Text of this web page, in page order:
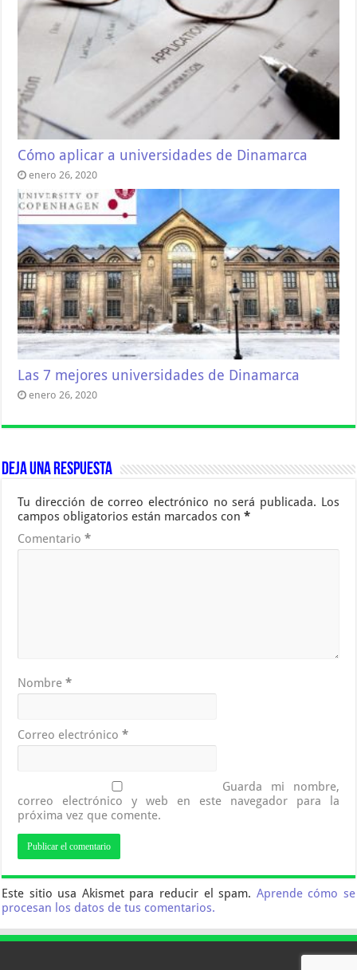
Cómo aplicar a universidades de Dinamarca
enero 26, 2020
Las 7 mejores universidades de Dinamarca
enero 26, 2020
Deja una respuesta
Tu dirección de correo electrónico no será publicada. Los
campos obligatorios están marcados con*
Comentario*
Nombre*
Correo electrónico*
Guarda mi nombre,
correo electrónico y web en este navegador para la
próxima vez que comente.
Este sitio usa Akismet para reducir el spam. Aprende cómo se
procesan los datos de tus comentarios.